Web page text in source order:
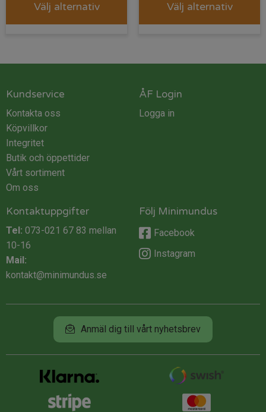
Välj alternativ Välj alternativ
Kundservice
Kontakta oss
Köpvillkor
Integritet
Butik och öppettider
Vårt sortiment
Om oss
ÅF Login
Logga in
Kontaktuppgifter
Tel: 073-021 67 83 mellan
10-16
Mail:
kontakt@minimundus.se
Följ Minimundus
Facebook
Instagram
Anmäl dig till vårt nyhetsbrev